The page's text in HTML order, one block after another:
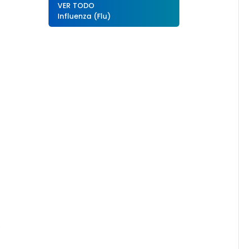
VER TODO
Influenza (Flu)